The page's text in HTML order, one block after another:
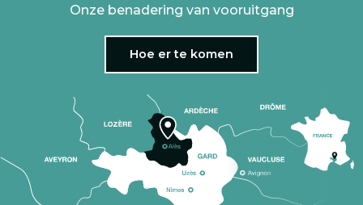
Onze benadering van vooruitgang
Hoe er te komen